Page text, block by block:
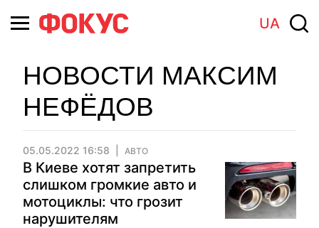
UA
НОВОСТИ МАКСИМ
НЕФЁДОВ
05.05.2022 16:58 АВТО
В Киеве хотят запретить
слишком громкие авто и
мотоциклы: что грозит
нарушителям